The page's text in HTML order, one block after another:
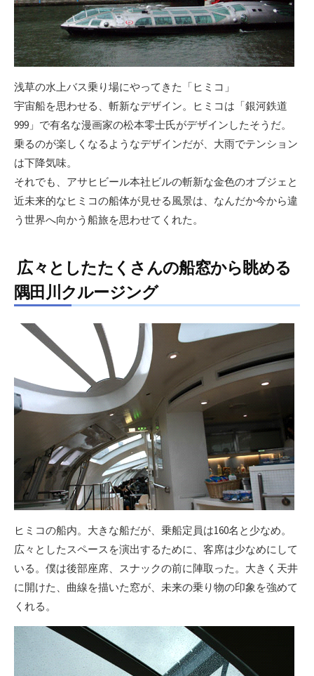
浅草の水上バス乗り場にやってきた「ヒミコ」
宇宙船を思わせる、斬新なデザイン。ヒミコは「銀河鉄道
999」で有名な漫画家の松本零士氏がデザインしたそうだ。
乗るのが楽しくなるようなデザインだが、大雨でテンション
は下降気味。
それでも、アサヒビール本社ビルの斬新な金色のオブジェと
近未来的なヒミコの船体が見せる風景は、なんだか今から違
う世界へ向かう船旅を思わせてくれた。
広々としたたくさんの船窓から眺める
隅田川クルージング
ヒミコの船内。大きな船だが、乗船定員は160名と少なめ。
広々としたスペースを演出するために、客席は少なめにして
いる。僕は後部座席、スナックの前に陣取った。大きく天井
に開けた、曲線を描いた窓が、未来の乗り物の印象を強めて
くれる。